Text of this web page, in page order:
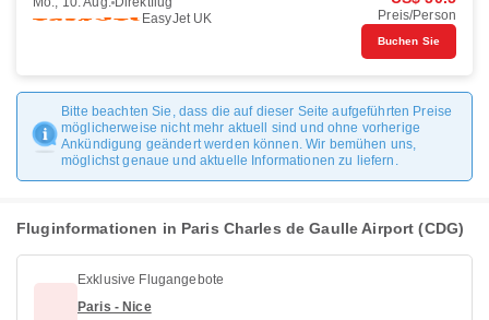
EasyJet UK
Preis/Person
Buchen Sie
Bitte beachten Sie, dass die auf dieser Seite aufgeführten Preise
möglicherweise nicht mehr aktuell sind und ohne vorherige
Ankündigung geändert werden können. Wir bemühen uns,
möglichst genaue und aktuelle Informationen zu liefern.
Fluginformationen in Paris Charles de Gaulle Airport (CDG)
Exklusive Flugangebote
Paris - Nice